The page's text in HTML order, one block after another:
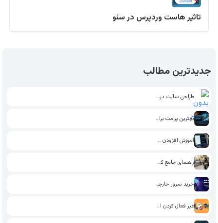
تاثیر هاست وردپرس در سئو
جدیدترین مطالب
طراحی سایت در اراک
بهترین پرامت برای تولید محتوای…
آموزش افزودن فونت به وردپرس…
راهنمای جامع کسب درآمد پاره…
خرید سرور خارجی بدون احراز…
غیر فعال کردن استایل گوتنبرگ…